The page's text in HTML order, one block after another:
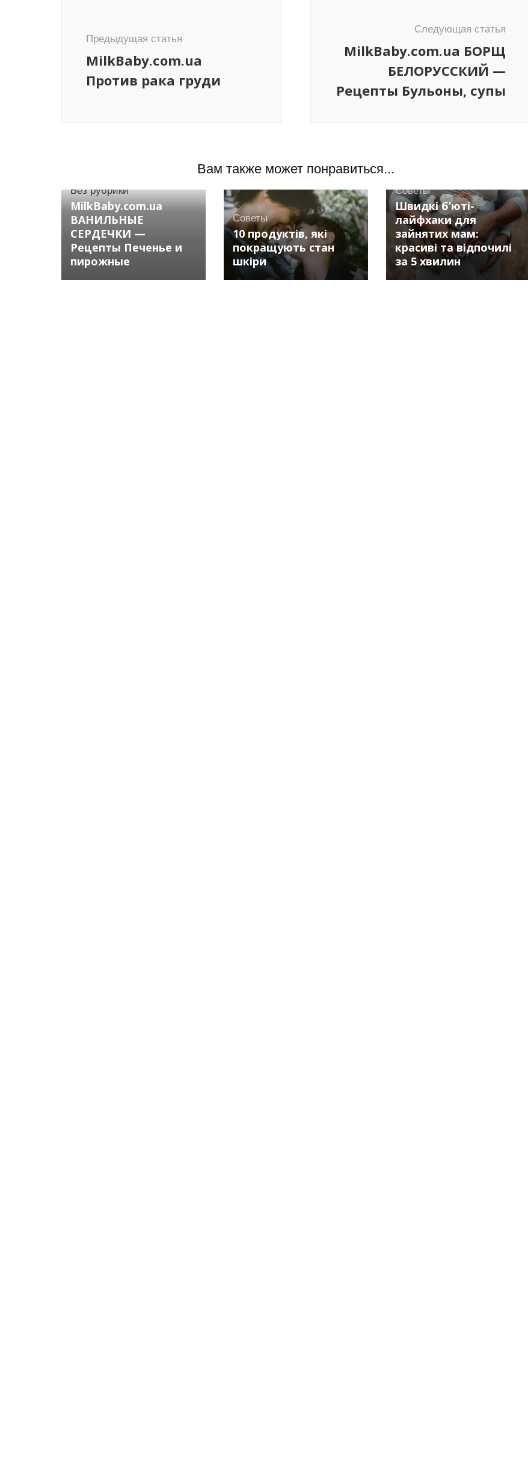
записям
Предыдущая статья
MilkBaby.com.ua
Против рака груди
Следующая статья
MilkBaby.com.ua БОРЩ
БЕЛОРУССКИЙ —
Рецепты Бульоны, супы
Вам также может понравиться...
Без рубрики
MilkBaby.com.ua
ВАНИЛЬНЫЕ
СЕРДЕЧКИ —
Рецепты Печенье и
пирожные
Советы
10 продуктів, які
покращують стан
шкіри
Советы
Швидкі б’юті-
лайфхаки для
зайнятих мам:
красиві та відпочилі
за 5 хвилин